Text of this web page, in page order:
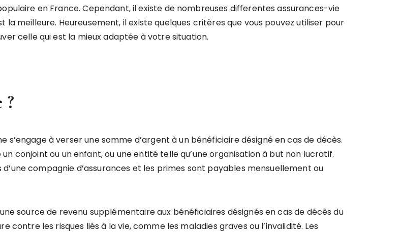
en France. Cependant, il existe de nombreuses differentes assurances-vie
la meilleure. Heureusement, il existe quelques critères que vous pouvez utiliser pour
celle qui est la mieux adaptée à votre situation.
?
à verser une somme d’argent à un bénéficiaire désigné en cas de décès.
conjoint ou un enfant, ou une entité telle qu’une organisation à but non lucratif.
compagnie d’assurances et les primes sont payables mensuellement ou
source de revenu supplémentaire aux bénéficiaires désignés en cas de décès du
les risques liés à la vie, comme les maladies graves ou l’invalidité. Les